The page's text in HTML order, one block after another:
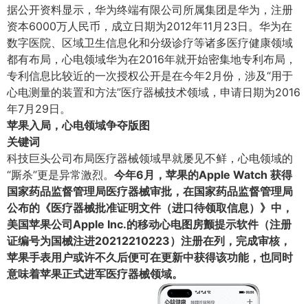
据公开资料显示，华为终端有限公司所属集团是华为，注册
资本6000万人民币，成立日期为2012年11月23日。华为在
数字医院、区域卫生信息化和分级诊疗等诸多医疗健康领域
都有布局，心电领域华为在2016年就开始密集地专利布局，
专利信息比较近的一次授权公开是在今年2月份，涉及“用于
心电测量的装置和方法”医疗器械技术领域，申请日期为2016
年7月29日。
苹果入局，心电领域争夺版图
关键词
科技巨头公司布局医疗器械领域早就屡见不鲜，心电领域的
“厮杀”更是异常激烈。 今年6月，苹果的Apple Watch 获得
国家药品监督管理局医疗器械审批，在国家药品监督管理局
公布的《医疗器械批准证明文件（进口待领取信息）》中，
美国苹果公司Apple Inc.的移动心电图房颤提示软件（注册
证编号为国械注进20212210223）注册在列，完成审核，
苹果手表用户或许不久后便可在更新中获得该功能，也同时
意味着苹果正式进军医疗器械领域。